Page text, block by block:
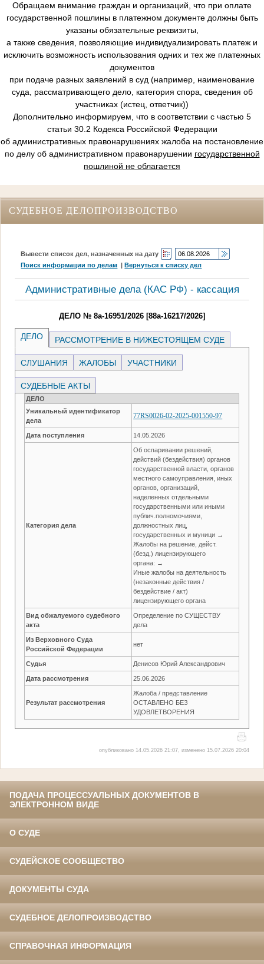
Обращаем внимание граждан и организаций, что при оплате
государственной пошлины в платежном документе должны быть
указаны обязательные реквизиты,
а также сведения, позволяющие индивидуализировать платеж и
исключить возможность использования одних и тех же платежных
документов
при подаче разных заявлений в суд (например, наименование
суда, рассматривающего дело, категория спора, сведения об
участниках (истец, ответчик))
Дополнительно информируем, что в соответствии с частью 5
статьи 30.2 Кодекса Российской Федерации
об административных правонарушениях жалоба на постановление
по делу об административном правонарушении государственной
пошлиной не облагается
СУДЕБНОЕ ДЕЛОПРОИЗВОДСТВО
Вывести список дел, назначенных на дату
Поиск информации по делам |Вернуться к списку дел
Административные дела (КАC РФ) - кассация
ДЕЛО № 8а-16951/2026 [88а-16217/2026]
ДЕЛО РАССМОТРЕНИЕ В НИЖЕСТОЯЩЕМ СУДЕ
СЛУШАНИЯ ЖАЛОБЫ УЧАСТНИКИ
СУДЕБНЫЕ АКТЫ
ДЕЛО
Уникальный идентификатор
дела
77RS0026-02-2025-001550-97
Дата поступления 14.05.2026
Категория дела
Об оспаривании решений,
действий (бездействия) органов
государственной власти, органов
местного самоуправления, иных
органов, организаций,
наделенных отдельными
государственными или иными
публич.полномочиями,
должностных лиц,
государственных и муници →
Жалобы на решение, дейст.
(безд.) лицензирующего
органа: →
Иные жалобы на деятельность
(незаконные действия /
бездействие / акт)
лицензирующего органа
Вид обжалуемого судебного
акта
Определение по СУЩЕСТВУ
дела
Из Верховного Суда
Российской Федерации
нет
Судья Денисов Юрий Александрович
Дата рассмотрения 25.06.2026
Результат рассмотрения
Жалоба / представление
ОСТАВЛЕНО БЕЗ
УДОВЛЕТВОРЕНИЯ
опубликовано 14.05.2026 21:07, изменено 15.07.2026 20:04
ПОДАЧА ПРОЦЕССУАЛЬНЫХ ДОКУМЕНТОВ В
ЭЛЕКТРОННОМ ВИДЕ
О СУДЕ
СУДЕЙСКОЕ СООБЩЕСТВО
ДОКУМЕНТЫ СУДА
СУДЕБНОЕ ДЕЛОПРОИЗВОДСТВО
СПРАВОЧНАЯ ИНФОРМАЦИЯ